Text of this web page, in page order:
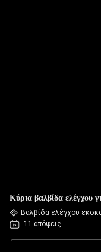
Κύρια βαλβίδα ελέγχου
Βαλβίδα ελέγχου
11 απόψεις